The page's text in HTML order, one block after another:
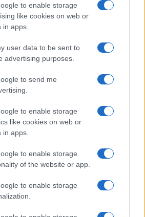
to enable storage
like cookies on web or
apps.
user data to be sent to
advertising purposes.
to send me
to enable storage
like cookies on web or
apps.
to enable storage
of the website or app.
to enable storage
Kitten Heel debuttano a